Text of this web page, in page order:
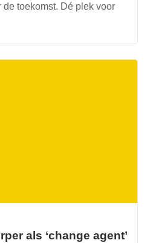
toekomst. Dé plek voor
als ‘change agent’